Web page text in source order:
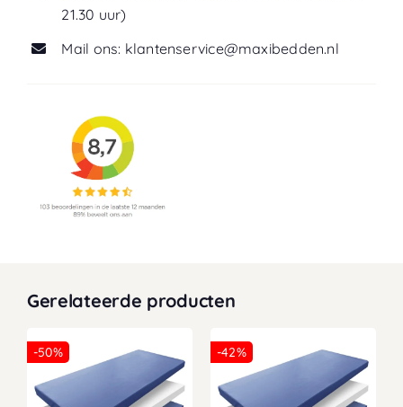
21.30 uur)
Mail ons: klantenservice@maxibedden.nl
Gerelateerde producten
-50% -42%